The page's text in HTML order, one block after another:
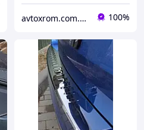
avtoxrom.com.ua 100%